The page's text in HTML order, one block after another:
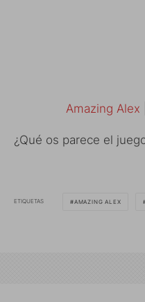
Amazing Alex
¿Qué os parece el
ETIQUETAS AMAZING ALEX